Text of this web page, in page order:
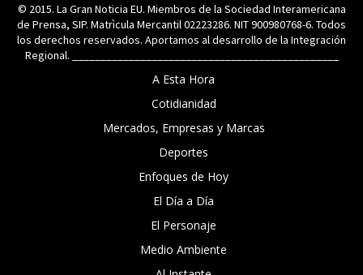
© 2015. La Gran Noticia EU. Miembros de la Sociedad Interamericana
de Prensa, SIP. Matrìcula Mercantil 02223286. NIT 900980768-6. Todos
los derechos reservados. Aportamos al desarrollo de la Integración
Regional. _______________________________________________
A Esta Hora
Cotidianidad
Mercados, Empresas y Marcas
Deportes
Enfoques de Hoy
El Día a Día
El Personaje
Medio Ambiente